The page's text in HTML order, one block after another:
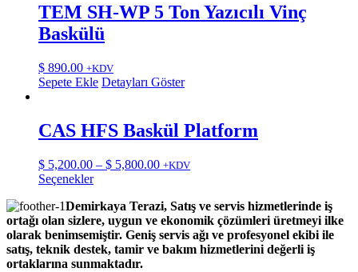
TEM SH-WP 5 Ton Yazıcılı Vinç
Baskülü
$ 890.00 +KDV
Sepete Ekle Detayları Göster
CAS HFS Baskül Platform
$ 5,200.00 – $ 5,800.00Fiyat
-
$ 5,800.00
+KDV
SeçeneklerBu
birden
fazla
varyasyonu
var.
Seçenekler
Demirkaya Terazi, Satış ve servis hizmetlerinde iş
ortağı olan sizlere, uygun ve ekonomik çözümleri üretmeyi ilke
olarak benimsemiştir. Geniş servis ağı ve profesyonel ekibi ile
satış, teknik destek, tamir ve bakım hizmetlerini değerli iş
ortaklarına sunmaktadır.